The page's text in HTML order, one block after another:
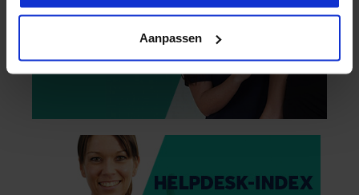
Aanpassen